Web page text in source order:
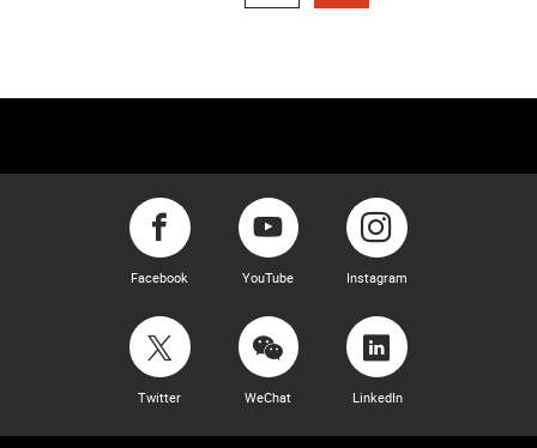
Facebook YouTube Instagram
Twitter WeChat LinkedIn